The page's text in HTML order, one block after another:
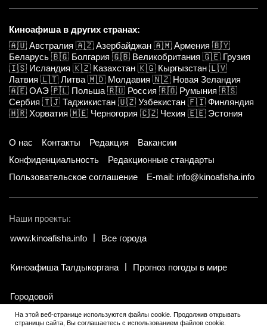
Киноафиша в других странах:
🇦🇺 Австралия 🇦🇿 Азербайджан 🇦🇲 Армения 🇧🇾
Беларусь 🇧🇬 Болгария 🇬🇧 Великобритания 🇬🇪 Грузия
🇮🇸 Исландия 🇰🇿 Казахстан 🇰🇬 Кыргызстан 🇱🇻
Латвия 🇱🇹 Литва 🇲🇩 Молдавия 🇳🇿 Новая Зеландия
🇦🇪 ОАЭ 🇵🇱 Польша 🇷🇺 Россия 🇷🇴 Румыния 🇷🇸
Сербия 🇹🇯 Таджикистан 🇺🇿 Узбекистан 🇫🇮 Финляндия
🇭🇷 Хорватия 🇲🇪 Черногория 🇨🇿 Чехия 🇪🇪 Эстония
О нас Контакты Редакция
Вакансии
Конфиденциальность
Редакционные стандарты
Пользовательское соглашение
E-mail: info@kinoafisha.info
Наши проекты:
www.kinoafisha.info
Все города
Киноафиша Талдыкоргана Прогноз погоды в мире
Городовой
© 2002-2026 Все права и материалы принадлежат «Киноафиша».
На этой веб-странице используются файлы cookie. Продолжив открывать
страницы сайта, Вы соглашаетесь с использованием файлов cookie.